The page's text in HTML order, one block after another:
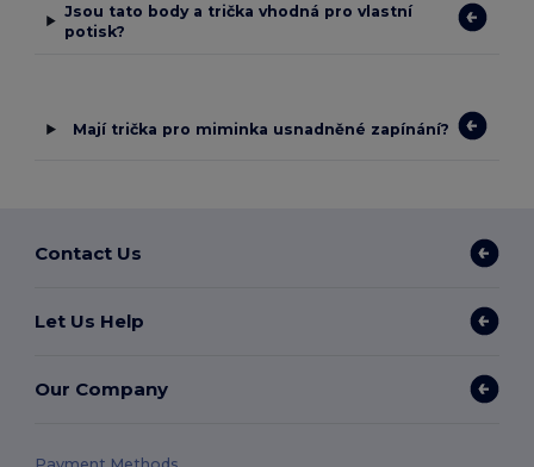
Jsou tato body a trička vhodná pro vlastní
potisk?
Mají trička pro miminka usnadněné zapínání?
Contact Us
Let Us Help
Our Company